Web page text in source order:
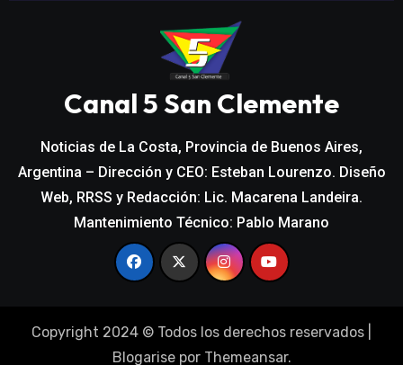
Canal 5 San Clemente
Noticias de La Costa, Provincia de Buenos Aires,
Argentina – Dirección y CEO: Esteban Lourenzo. Diseño
Web, RRSS y Redacción: Lic. Macarena Landeira.
Mantenimiento Técnico: Pablo Marano
Copyright 2024 © Todos los derechos reservados
Blogarisepor Themeansar.